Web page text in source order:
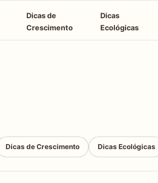
Dicas de
Crescimento
Dicas
Ecológicas
Dicas de Crescimento Dicas Ecológicas